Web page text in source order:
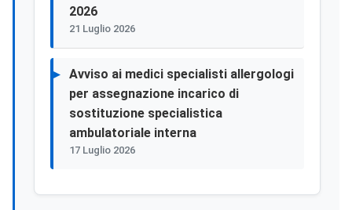
2026
21 Luglio 2026
Avviso ai medici specialisti allergologi
per assegnazione incarico di
sostituzione specialistica
ambulatoriale interna
17 Luglio 2026